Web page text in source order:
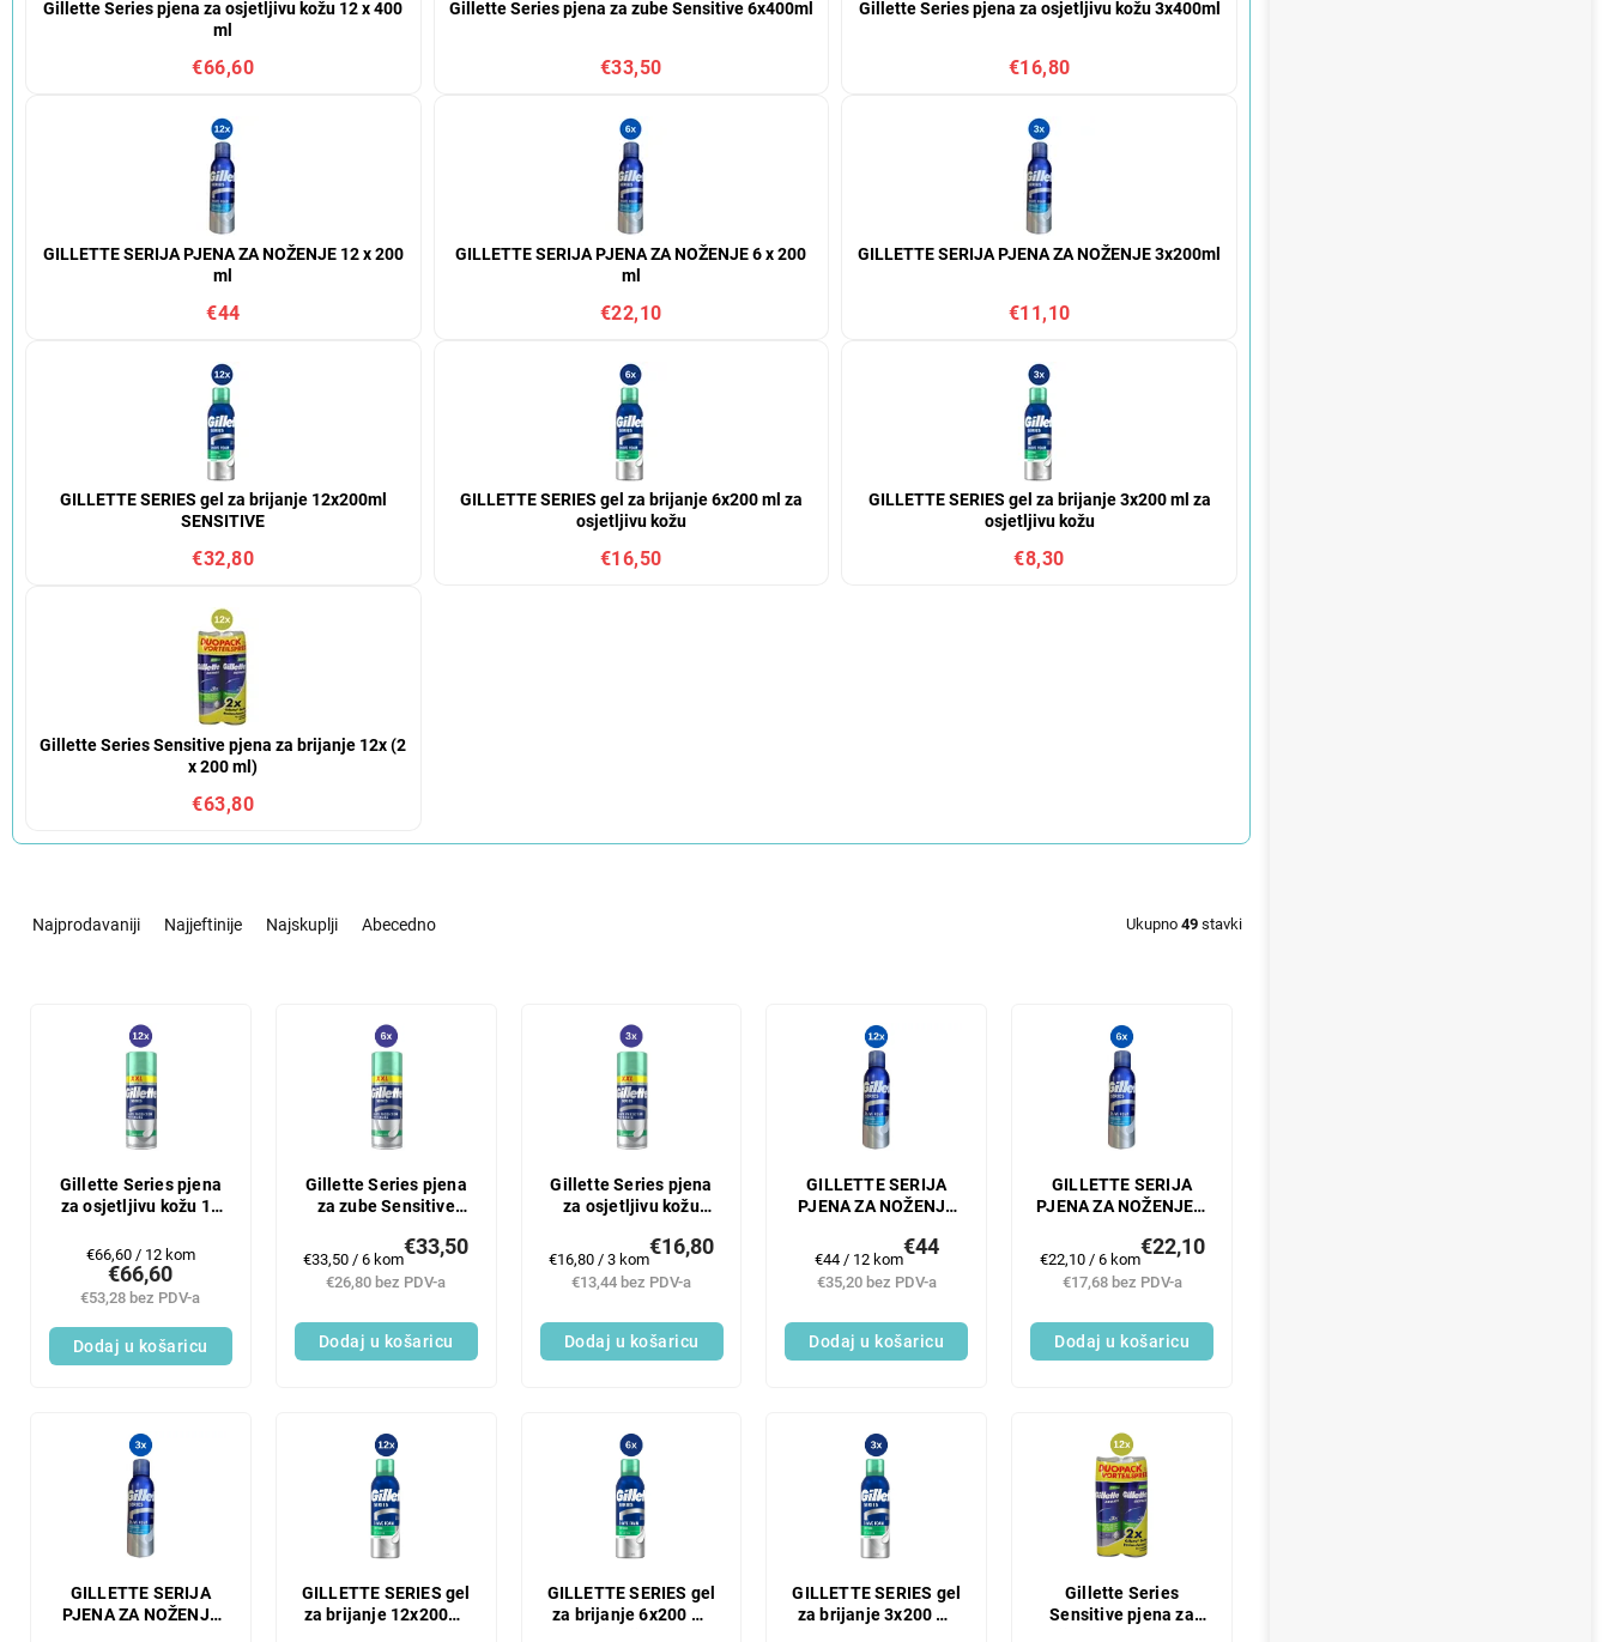
Gillette Series pjena za osjetljivu kožu 12 x 400
ml
€66,60
Gillette Series pjena za zube Sensitive 6x400ml
€33,50
Gillette Series pjena za osjetljivu kožu 3x400ml
€16,80
GILLETTE SERIJA PJENA ZA NOŽENJE 12 x 200
ml
€44
GILLETTE SERIJA PJENA ZA NOŽENJE 6 x 200
ml
€22,10
GILLETTE SERIJA PJENA ZA NOŽENJE 3x200ml
€11,10
GILLETTE SERIES gel za brijanje 12x200ml
SENSITIVE
€32,80
GILLETTE SERIES gel za brijanje 6x200 ml za
osjetljivu kožu
€16,50
GILLETTE SERIES gel za brijanje 3x200 ml za
osjetljivu kožu
€8,30
Gillette Series Sensitive pjena za brijanje 12x (2
x 200 ml)
€63,80
Najprodavaniji Najjeftinije Najskuplji Abecedno Ukupno 49 stavki
Gillette Series pjena
za osjetljivu kožu 12
€53,28 bez PDV-a
€66,60
Mjerenje
cijene:
€66,60 / 12 kom
Dodaj u košaricu
Gillette Series pjena
za zube Sensitive
€26,80 bez PDV-a
€33,50
Mjerenje
cijene:
€33,50 / 6 kom
Dodaj u košaricu
Gillette Series pjena
za osjetljivu kožu
€13,44 bez PDV-a
€16,80
Mjerenje
cijene:
€16,80 / 3 kom
Dodaj u košaricu
GILLETTE SERIJA
PJENA ZA NOŽENJE
€35,20 bez PDV-a
€44
Mjerenje
cijene:
€44 / 12 kom
Dodaj u košaricu
GILLETTE SERIJA
PJENA ZA NOŽENJE 6
€17,68 bez PDV-a
€22,10
Mjerenje
cijene:
€22,10 / 6 kom
Dodaj u košaricu
GILLETTE SERIJA
PJENA ZA NOŽENJE
GILLETTE SERIES gel
za brijanje 12x200ml
GILLETTE SERIES gel
za brijanje 6x200 ml
GILLETTE SERIES gel
za brijanje 3x200 ml
Gillette Series
Sensitive pjena za